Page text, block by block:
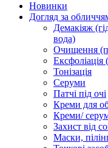
Новинки
Догляд за
Демакіяж
вода)
Очищення
Тонізація
Серуми
Патчі під очі
Креми для
Креми/
Захист від
Маски,